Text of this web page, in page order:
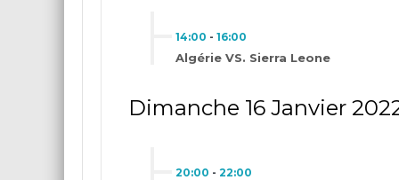
14:00 - 16:00
Algérie VS. Sierra Leone
Dimanche 16 Janvier
20:00 - 22:00